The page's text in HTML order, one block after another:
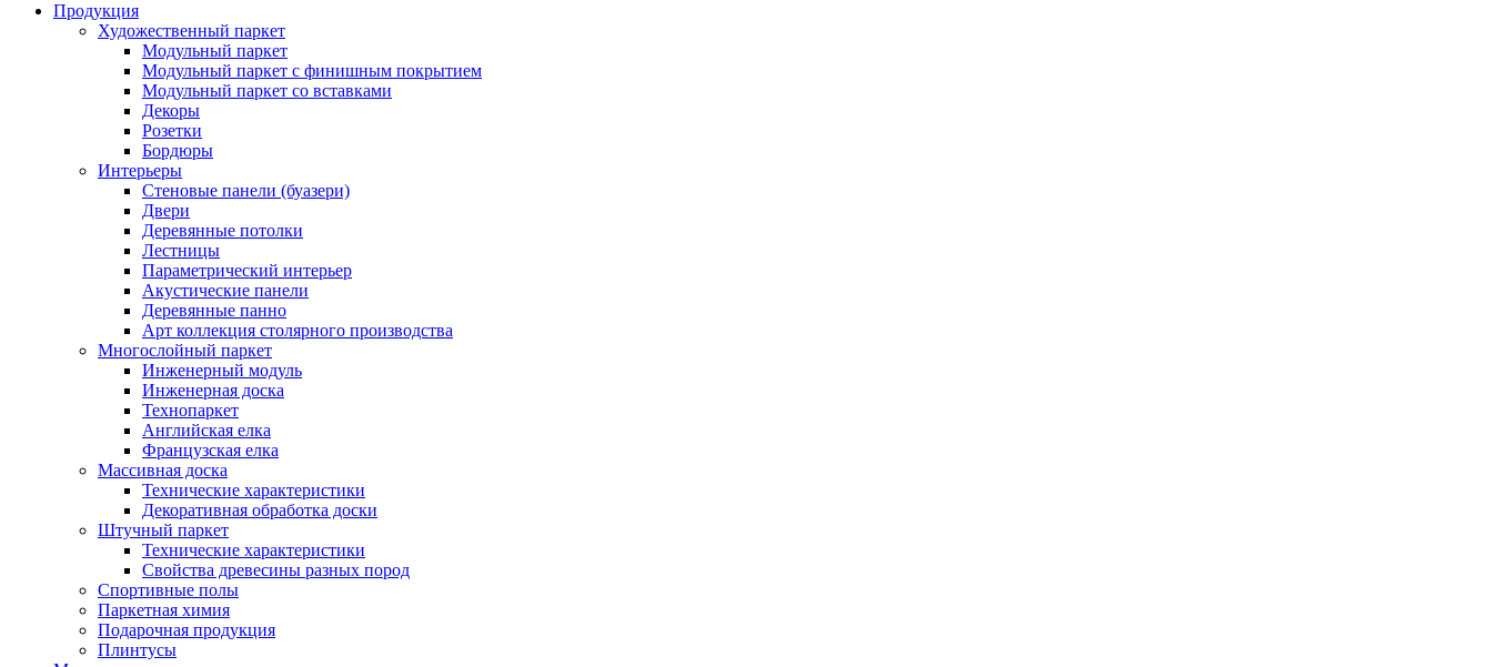
Продукция
Художественный паркет
Модульный паркет
Модульный паркет с финишным покрытием
Модульный паркет со вставками
Декоры
Розетки
Бордюры
Интерьеры
Стеновые панели (буазери)
Двери
Деревянные потолки
Лестницы
Параметрический интерьер
Акустические панели
Деревянные панно
Арт коллекция столярного производства
Многослойный паркет
Инженерный модуль
Инженерная доска
Технопаркет
Английская елка
Французская елка
Массивная доска
Технические характеристики
Декоративная обработка доски
Штучный паркет
Технические характеристики
Свойства древесины разных пород
Спортивные полы
Паркетная химия
Подарочная продукция
Плинтусы